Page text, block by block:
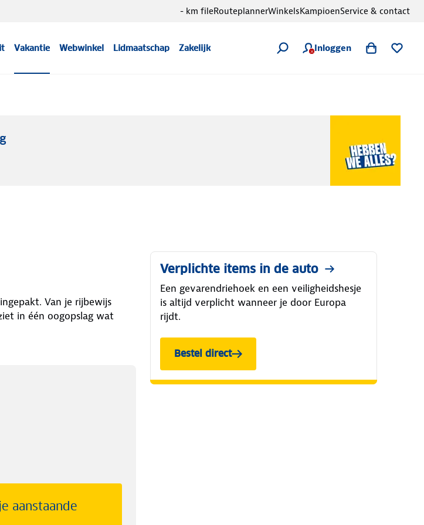
Vakantie Webwinkel Lidmaatschap Zakelijk Inloggen
- km fileRouteplannerWinkelsKampioenService & contact
Van je rijbewijs
in één oogopslag wat
aanstaande
Verplichte items in de auto
Een gevarendriehoek en een veiligheidshesje
is altijd verplicht wanneer je door Europa
rijdt.
Bestel direct